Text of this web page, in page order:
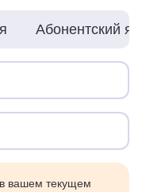
Абонентский
в вашем текущем